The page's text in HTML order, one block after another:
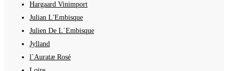
Hargaard Vinimport
Julian L'Embisque
Julien De L´Embisque
Jylland
l´Auratæ Rosé